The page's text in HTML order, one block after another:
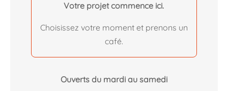
Votre projet commence ici.
Choisissez votre moment et prenons un
café.
Ouverts du mardi au samedi